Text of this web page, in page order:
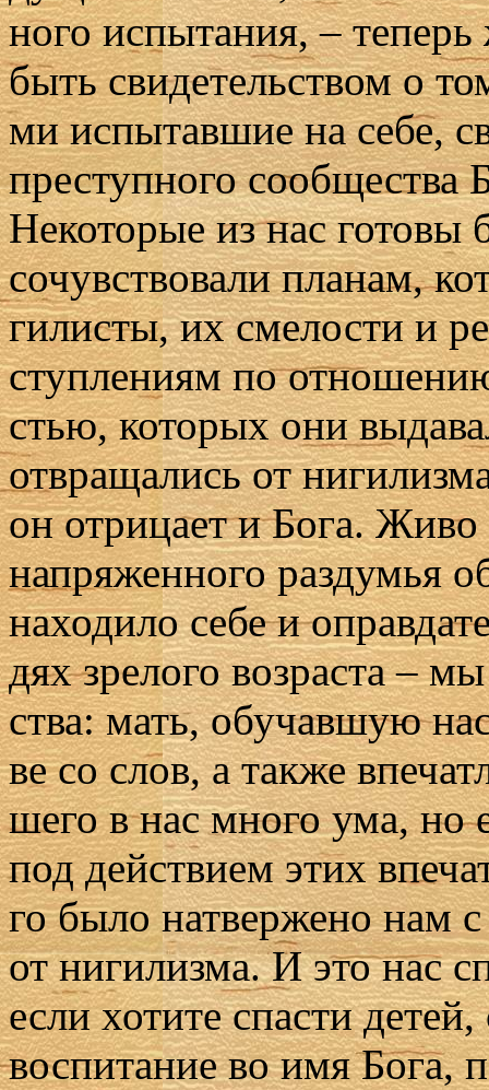
но­го ис­пы­та­ния, –
быть сви­де­тель­ством о
ми ис­пы­тав­шие на се­бе,
пре­ступ­но­го со­об­ще­ства
Неко­то­рые из нас го­то­вы
со­чув­ство­ва­ли пла­нам,
ги­ли­сты, их сме­ло­сти и
ступ­ле­ни­ям по
стью, ко­то­рых они
от­вра­ща­лись от
он от­ри­ца­ет и Бо­га.
на­пря­жен­но­го раз­ду­мья
на­хо­ди­ло се­бе и
дях зре­ло­го воз­рас­та –
ства: мать, обу­чав­шую
ве со слов, а так­же
ше­го в нас мно­го ума,
под дей­стви­ем этих
го бы­ло на­твер­же­но нам
от ни­ги­лиз­ма. И это нас
ес­ли хо­ти­те спа­сти
вос­пи­та­ние во имя